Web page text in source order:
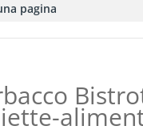
pagina